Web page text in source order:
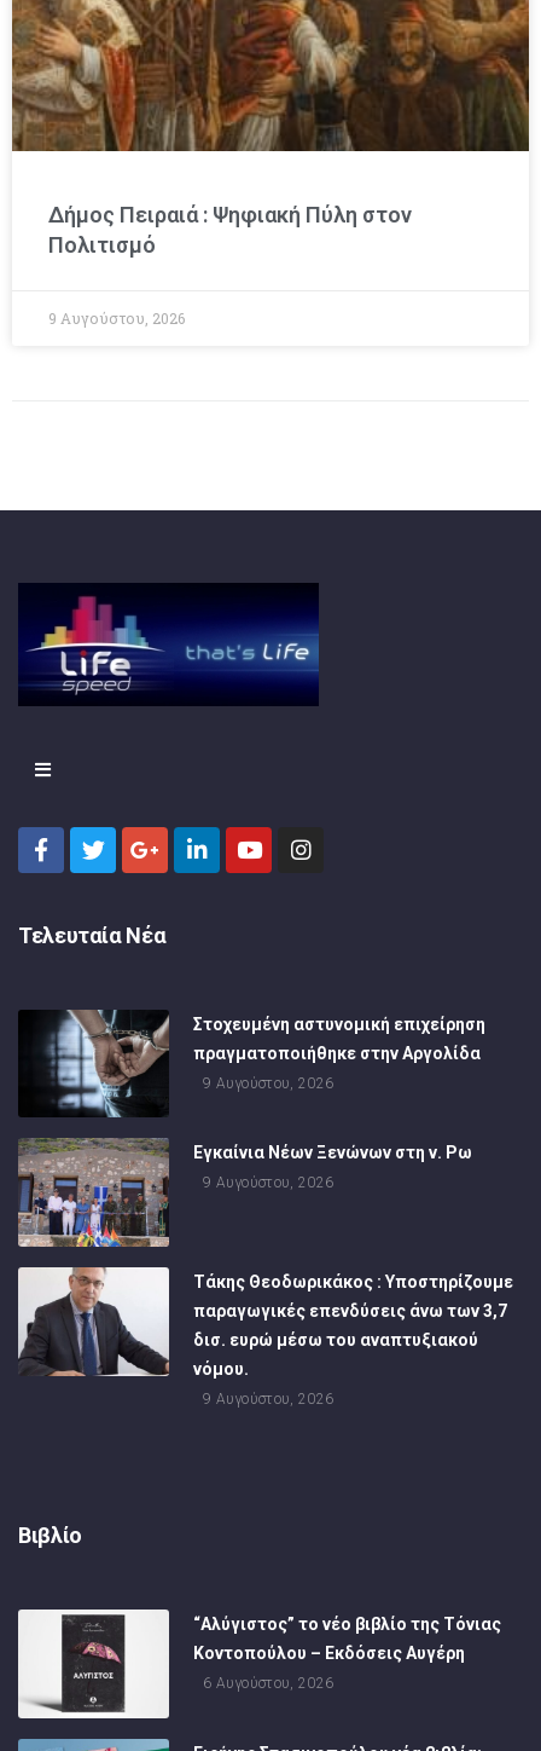
Δήμος Πειραιά : Ψηφιακή Πύλη στον
Πολιτισμό
9 Αυγούστου, 2026
Τελευταία Νέα
Στοχευμένη αστυνομική επιχείρηση
πραγματοποιήθηκε στην Αργολίδα
9 Αυγούστου, 2026
Εγκαίνια Νέων Ξενώνων στη ν. Ρω
9 Αυγούστου, 2026
Τάκης Θεοδωρικάκος : Υποστηρίζουμε
παραγωγικές επενδύσεις άνω των 3,7
δισ. ευρώ μέσω του αναπτυξιακού
νόμου.
9 Αυγούστου, 2026
Βιβλίο
“Αλύγιστος” το νέο βιβλίο της Τόνιας
Κοντοπούλου – Εκδόσεις Αυγέρη
6 Αυγούστου, 2026